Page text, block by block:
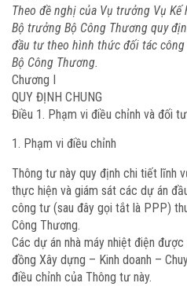
Theo đề nghị của Vụ trưởng Vụ Kế
Bộ trưởng Bộ Công Thương quy
đầu tư theo hình thức đối tác
Bộ Công Thương.
Chương I
QUY ĐỊNH CHUNG
Điều 1. Phạm vi điều chỉnh và đối
Phạm vi điều chỉnh
Thông tư này quy định chi tiết lĩnh
thực hiện và giám sát các dự án
công tư (sau đây gọi tắt là PPP)
Công Thương.
Các dự án nhà máy nhiệt điện
đồng Xây dựng – Kinh doanh –
điều chỉnh của Thông tư này.